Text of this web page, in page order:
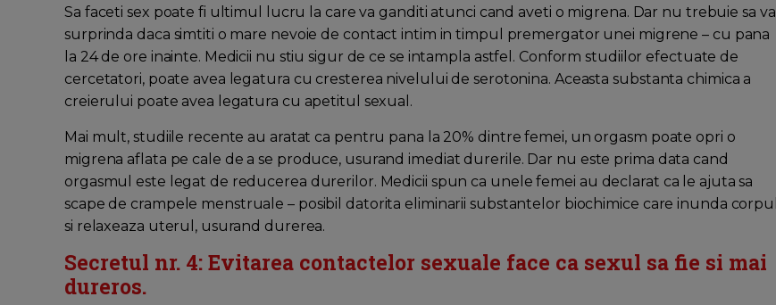
Sa faceti sex poate fi ultimul lucru la care va ganditi atunci cand aveti o migrena. Dar nu trebuie sa va
surprinda daca simtiti o mare nevoie de contact intim in timpul premergator unei migrene – cu pana
la 24 de ore inainte. Medicii nu stiu sigur de ce se intampla astfel. Conform studiilor efectuate de
cercetatori, poate avea legatura cu cresterea nivelului de serotonina. Aceasta substanta chimica a
creierului poate avea legatura cu apetitul sexual.
Mai mult, studiile recente au aratat ca pentru pana la 20% dintre femei, un orgasm poate opri o
migrena aflata pe cale de a se produce, usurand imediat durerile. Dar nu este prima data cand
orgasmul este legat de reducerea durerilor. Medicii spun ca unele femei au declarat ca le ajuta sa
scape de crampele menstruale – posibil datorita eliminarii substantelor biochimice care inunda corpul
si relaxeaza uterul, usurand durerea.
Secretul nr. 4: Evitarea contactelor sexuale face ca sexul sa fie si mai
dureros.